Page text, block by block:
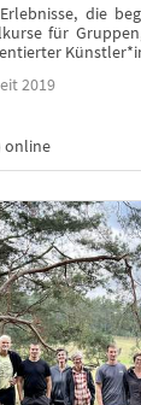
die
für
2019
online